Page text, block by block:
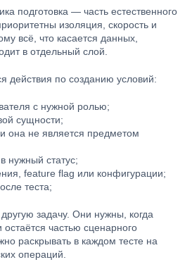
подготовка — часть естественного
изоляция, скорость и
всё, что касается данных,
в отдельный слой.
действия по созданию условий:
с нужной ролью;
сущности;
она не является предметом
нужный статус;
feature flag или конфигурации;
теста;
задачу. Они нужны, когда
остаётся частью сценарного
раскрывать в каждом тесте на
операций.